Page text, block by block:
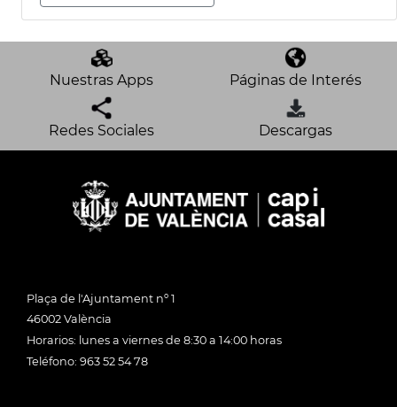
Nuestras Apps Páginas de Interés
Redes Sociales Descargas
Plaça de l'Ajuntament nº 1
46002 València
Horarios: lunes a viernes de 8:30 a 14:00 horas
Teléfono: 963 52 54 78